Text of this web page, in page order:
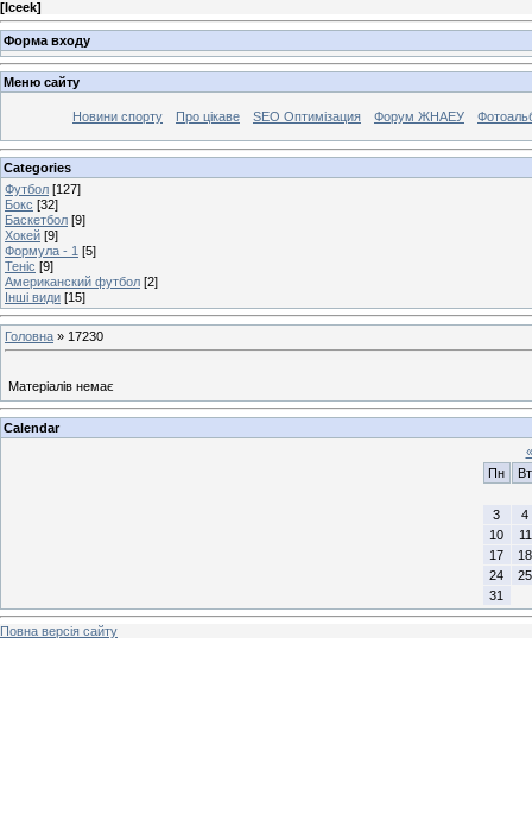
[Iceek]
Форма входу
Меню сайту
Новини спорту Про цікаве SEO Оптимізация Форум ЖНАЕУ
Categories
Футбол [127]
Бокс [32]
Баскетбол [9]
Хокей [9]
Формула - 1 [5]
Теніс [9]
Американский футбол [2]
Інші види [15]
Головна » 17230
Матеріалів немає
Calendar
«
Пн
Вт
3
4
10
11
17
18
24
25
31
Повна версія сайту